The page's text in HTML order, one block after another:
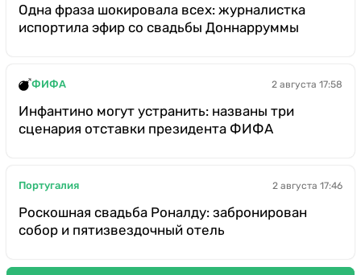
Одна фраза шокировала всех: журналистка
испортила эфир со свадьбы Доннарруммы
ФИФА 2 августа 17:58
Инфантино могут устранить: названы три
сценария отставки президента ФИФА
Португалия 2 августа 17:46
Роскошная свадьба Роналду: забронирован
собор и пятизвездочный отель